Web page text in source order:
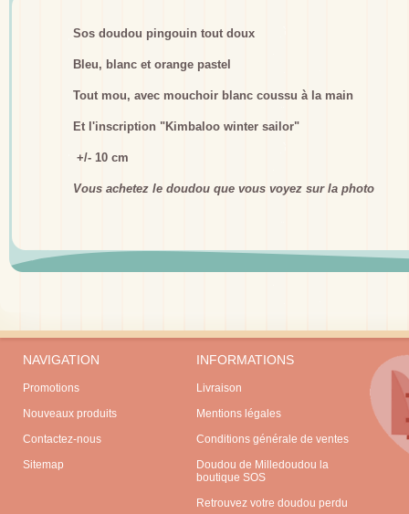
Sos doudou pingouin tout doux
Bleu, blanc et orange pastel
Tout mou, avec mouchoir blanc coussu à la main
Et l'inscription "Kimbaloo winter sailor"
+/- 10 cm
Vous achetez le doudou que vous voyez sur la photo
NAVIGATION
Promotions
Nouveaux produits
Contactez-nous
Sitemap
INFORMATIONS
Livraison
Mentions légales
Conditions générale de ventes
Doudou de Milledoudou la
boutique SOS
Retrouvez votre doudou perdu